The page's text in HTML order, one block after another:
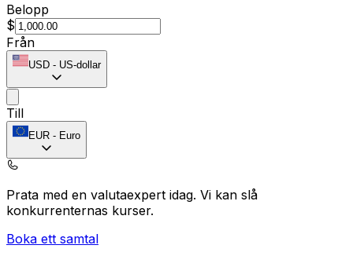
Belopp
$
Från
USD - US-dollar
Till
EUR - Euro
Prata med en valutaexpert idag. Vi kan slå
konkurrenternas kurser.
Boka ett samtal